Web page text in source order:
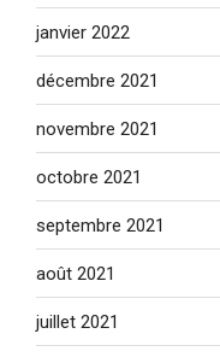
janvier 2022
décembre 2021
novembre 2021
octobre 2021
septembre 2021
août 2021
juillet 2021